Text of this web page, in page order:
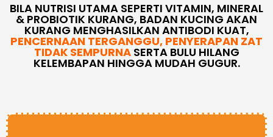
BILA NUTRISI UTAMA SEPERTI VITAMIN, MINERAL
& PROBIOTIK KURANG, BADAN KUCING AKAN
KURANG MENGHASILKAN ANTIBODI KUAT,
PENCERNAAN TERGANGGU, PENYERAPAN ZAT
TIDAK SEMPURNASERTA BULU HILANG
KELEMBAPAN HINGGA MUDAH GUGUR.